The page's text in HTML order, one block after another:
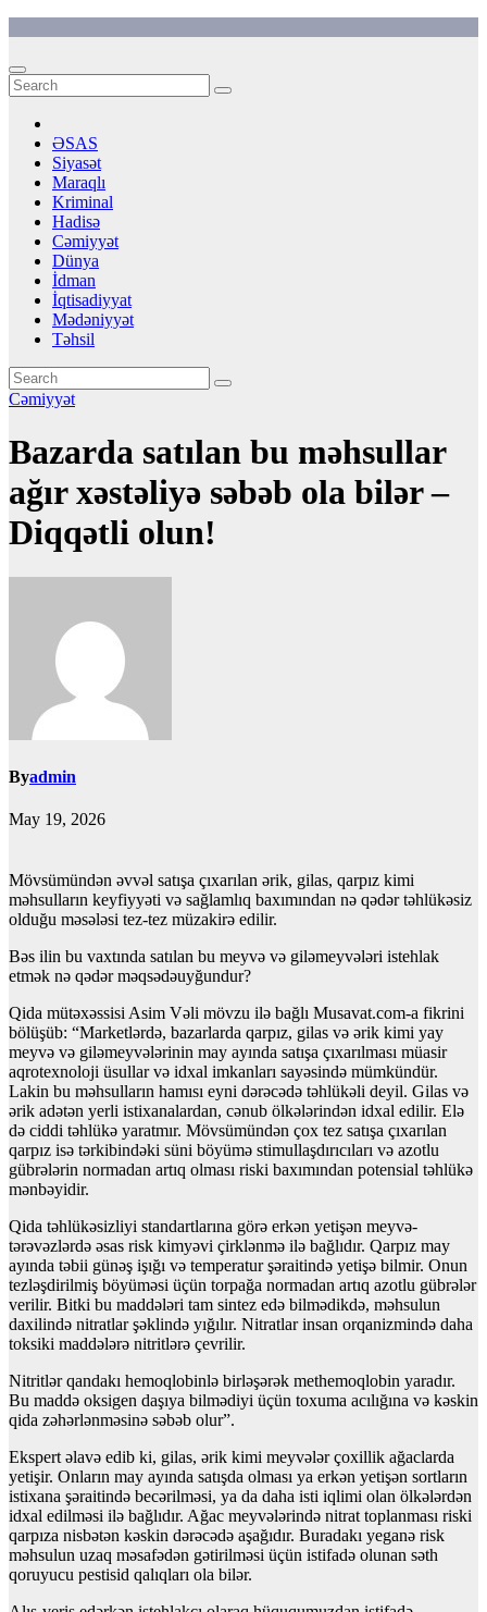
content
ƏSAS
Siyasət
Maraqlı
Kriminal
Hadisə
Cəmiyyət
Dünya
İdman
İqtisadiyyat
Mədəniyyət
Təhsil
Cəmiyyət
Bazarda satılan bu məhsullar
ağır xəstəliyə səbəb ola bilər –
Diqqətli olun!
Byadmin
May 19, 2026
Mövsümündən əvvəl satışa çıxarılan ərik, gilas, qarpız kimi
məhsulların keyfiyyəti və sağlamlıq baxımından nə qədər təhlükəsiz
olduğu məsələsi tez-tez müzakirə edilir.
Bəs ilin bu vaxtında satılan bu meyvə və giləmeyvələri istehlak
etmək nə qədər məqsədəuyğundur?
Qida mütəxəssisi Asim Vəli mövzu ilə bağlı Musavat.com-a fikrini
bölüşüb: “Marketlərdə, bazarlarda qarpız, gilas və ərik kimi yay
meyvə və giləmeyvələrinin may ayında satışa çıxarılması müasir
aqrotexnoloji üsullar və idxal imkanları sayəsində mümkündür.
Lakin bu məhsulların hamısı eyni dərəcədə təhlükəli deyil. Gilas və
ərik adətən yerli istixanalardan, cənub ölkələrindən idxal edilir. Elə
də ciddi təhlükə yaratmır. Mövsümündən çox tez satışa çıxarılan
qarpız isə tərkibindəki süni böyümə stimullaşdırıcıları və azotlu
gübrələrin normadan artıq olması riski baxımından potensial təhlükə
mənbəyidir.
Qida təhlükəsizliyi standartlarına görə erkən yetişən meyvə-
tərəvəzlərdə əsas risk kimyəvi çirklənmə ilə bağlıdır. Qarpız may
ayında təbii günəş işığı və temperatur şəraitində yetişə bilmir. Onun
tezləşdirilmiş böyüməsi üçün torpağa normadan artıq azotlu gübrələr
verilir. Bitki bu maddələri tam sintez edə bilmədikdə, məhsulun
daxilində nitratlar şəklində yığılır. Nitratlar insan orqanizmində daha
toksiki maddələrə nitritlərə çevrilir.
Nitritlər qandakı hemoqlobinlə birləşərək methemoqlobin yaradır.
Bu maddə oksigen daşıya bilmədiyi üçün toxuma acılığına və kəskin
qida zəhərlənməsinə səbəb olur”.
Ekspert əlavə edib ki, gilas, ərik kimi meyvələr çoxillik ağaclarda
yetişir. Onların may ayında satışda olması ya erkən yetişən sortların
istixana şəraitində becərilməsi, ya da daha isti iqlimi olan ölkələrdən
idxal edilməsi ilə bağlıdır. Ağac meyvələrində nitrat toplanması riski
qarpıza nisbətən kəskin dərəcədə aşağıdır. Buradakı yeganə risk
məhsulun uzaq məsafədən gətirilməsi üçün istifadə olunan səth
qoruyucu pestisid qalıqları ola bilər.